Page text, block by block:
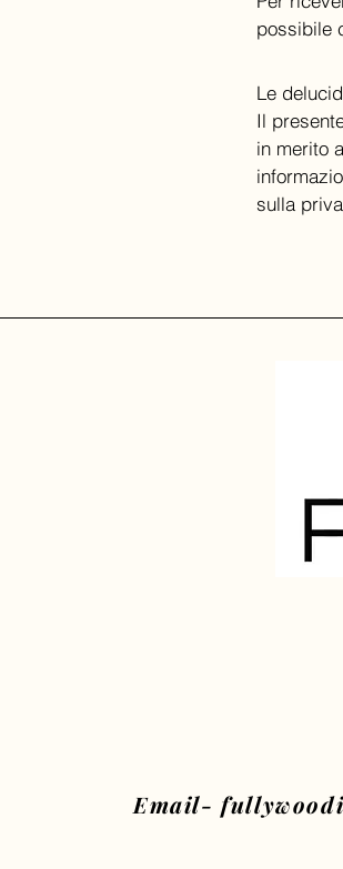
possibile
Le
Il
in merito
sulla
Email-